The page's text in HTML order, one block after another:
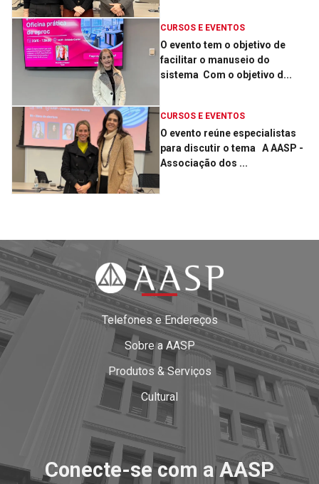
CURSOS E EVENTOS
O evento tem o objetivo de
facilitar o manuseio do
sistema ­ Com o objetivo d...
CURSOS E EVENTOS
O evento reúne especialistas
para discutir o tema ­ A AASP -
Associação dos ...
Telefones e Endereços
Sobre a AASP
Produtos & Serviços
Cultural
Conecte-se com a AASP